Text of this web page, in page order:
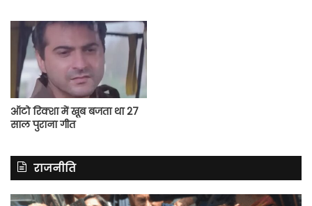
ऑटो रिक्शा में खूब बजता था 27
साल पुराना गीत
राजनीति